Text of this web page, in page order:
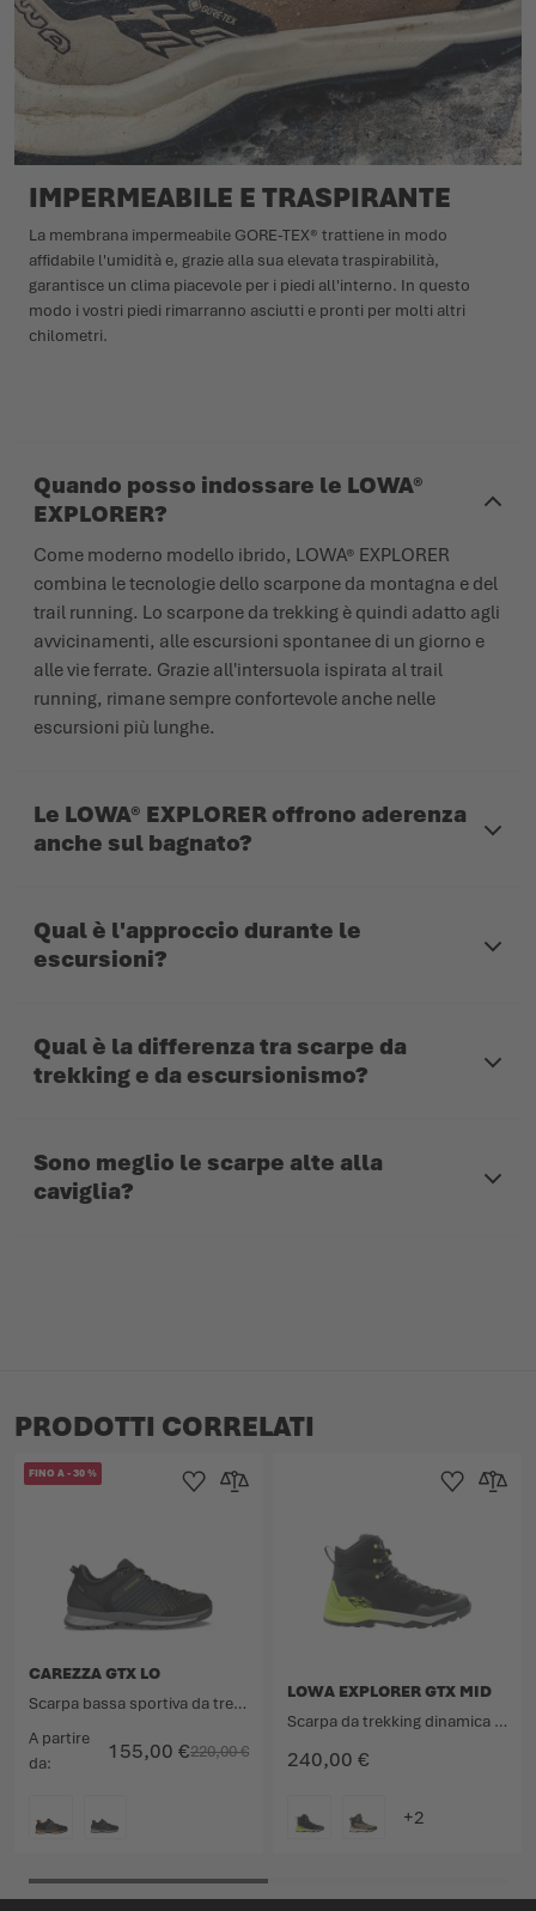
IMPERMEABILE E TRASPIRANTE
La membrana impermeabile GORE-TEX® trattiene in modo
affidabile l'umidità e, grazie alla sua elevata traspirabilità,
garantisce un clima piacevole per i piedi all'interno. In questo
modo i vostri piedi rimarranno asciutti e pronti per molti altri
chilometri.
Quando posso indossare le LOWA®
EXPLORER?
Come moderno modello ibrido, LOWA® EXPLORER
combina le tecnologie dello scarpone da montagna e del
trail running. Lo scarpone da trekking è quindi adatto agli
avvicinamenti, alle escursioni spontanee di un giorno e
alle vie ferrate. Grazie all'intersuola ispirata al trail
running, rimane sempre confortevole anche nelle
escursioni più lunghe.
Le LOWA® EXPLORER offrono aderenza
anche sul bagnato?
Qual è l'approccio durante le
escursioni?
Qual è la differenza tra scarpe da
trekking e da escursionismo?
Sono meglio le scarpe alte alla
caviglia?
PRODOTTI CORRELATI
FINO A-30%
A partire
da
155,00 €220,00 €
CAREZZA GTX LO
Scarpa bassa sportiva da trekking con tomaia in tessuto.
Aggiungi alla Lista dei Desideri
Aggiungi al confronto
240,00 €
LOWA EXPLORER GTX MID
Scarpa da trekking dinamica per il massimo controllo.
Aggiungi alla